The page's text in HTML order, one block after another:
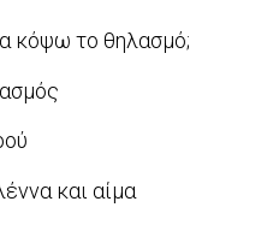
κόψω το θηλασμό;
και αίμα